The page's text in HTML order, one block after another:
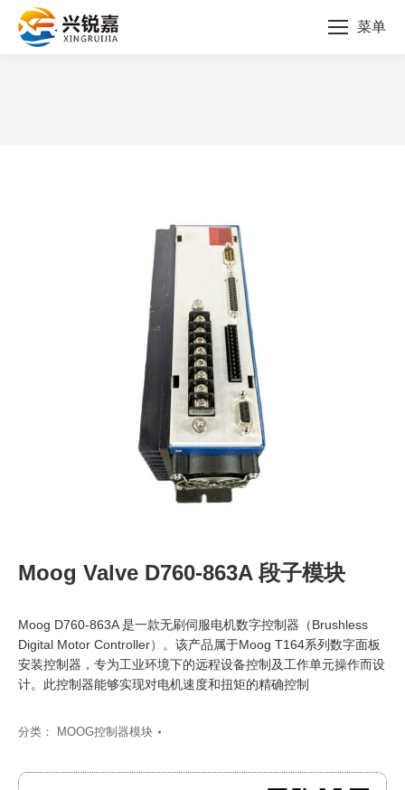
菜单
Moog Valve D760-863A 段子模块
Moog D760-863A 是一款无刷伺服电机数字控制器（Brushless
Digital Motor Controller）。该产品属于Moog T164系列数字面板
安装控制器，专为工业环境下的远程设备控制及工作单元操作而设
计。此控制器能够实现对电机速度和扭矩的精确控制
分类： MOOG控制器模块